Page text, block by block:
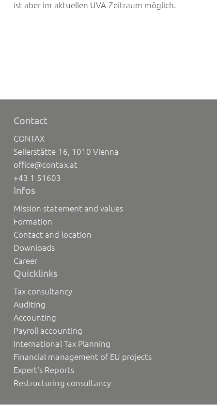
ist aber im aktuellen UVA-Zeitraum möglich.
Contact
CONTAX
Seilerstätte 16, 1010 Vienna
office@contax.at
+43 1 51603
Infos
Mission statement and values
Formation
Contact and location
Downloads
Career
Quicklinks
Tax consultancy
Auditing
Accounting
Payroll accounting
International Tax Planning
Financial management of EU projects
Expert's Reports
Restructuring consultancy